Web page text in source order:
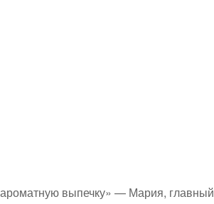
выпечку» — Мария, главный